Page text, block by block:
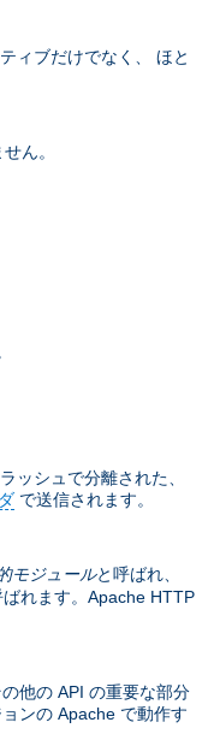
ィブだけでなく、 ほと
ん。
ッシュで分離された、
で送信されます。
モジュールと呼ばれ、
れます。Apache HTTP
他の API の重要な部分
ンの Apache で動作す